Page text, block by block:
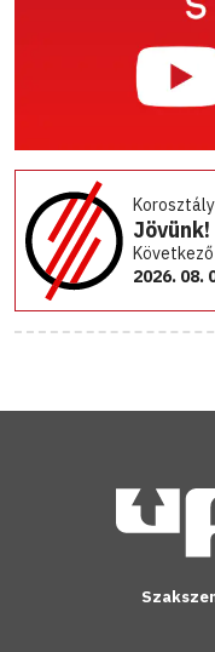
2026. 08.